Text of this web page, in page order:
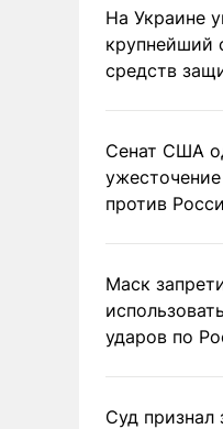
На Украине
крупнейший
средств
Сенат США
против
Маск
ударов по
Суд признал